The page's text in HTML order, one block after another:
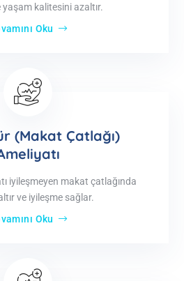
kalitesini azaltır.
Oku
(Makat Çatlağı)
iyileşmeyen makat çatlağında
ve iyileşme sağlar.
Oku